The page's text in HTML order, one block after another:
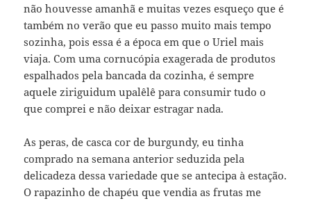
não houvesse amanhã e muitas vezes esqueço que é
também no verão que eu passo muito mais tempo
sozinha, pois essa é a época em que o Uriel mais
viaja. Com uma cornucópia exagerada de produtos
espalhados pela bancada da cozinha, é sempre
aquele ziriguidum upalêlê para consumir tudo o
que comprei e não deixar estragar nada.
As peras, de casca cor de burgundy, eu tinha
comprado na semana anterior seduzida pela
delicadeza dessa variedade que se antecipa à estação.
O rapazinho de chapéu que vendia as frutas me